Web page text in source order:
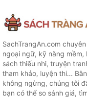
SachTrangAn.com
ngoại ngữ, kỹ năng
sách thiếu nhi, truyện
tham khảo, luyện thi...
không ngừng, chúng tôi
bạn có thể so sánh giá,